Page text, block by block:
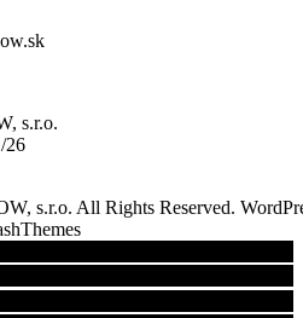
s.r.o.
26
s.r.o. All Rights Reserved.